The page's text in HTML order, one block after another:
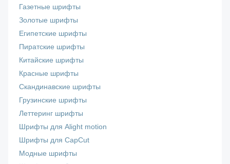
Газетные шрифты
Золотые шрифты
Египетские шрифты
Пиратские шрифты
Китайские шрифты
Красные шрифты
Скандинавские шрифты
Грузинские шрифты
Леттеринг шрифты
Шрифты для Alight motion
Шрифты для CapCut
Модные шрифты